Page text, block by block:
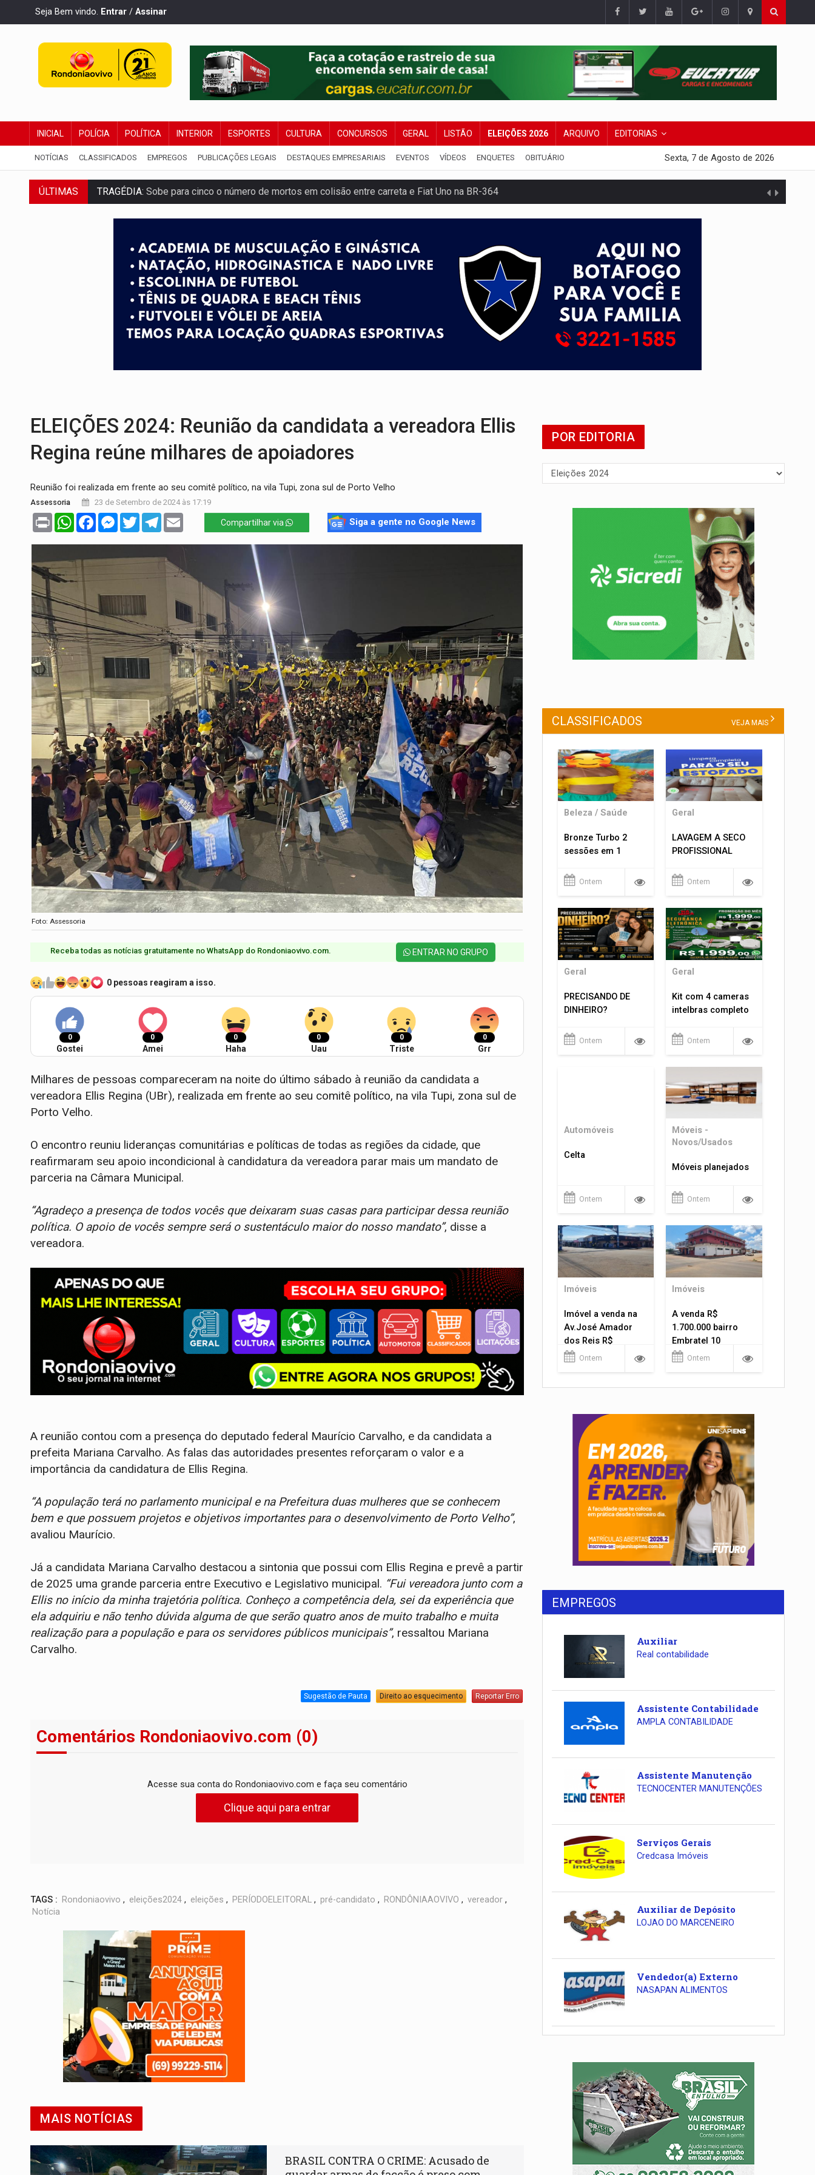
Seja Bem vindo. Entrar / Assinar
INICIAL POLÍCIA POLÍTICA INTERIOR ESPORTES CULTURA CONCURSOS GERAL LISTÃO ELEIÇÕES 2026 ARQUIVO EDITORIAS
NOTÍCIAS CLASSIFICADOS EMPREGOS PUBLICAÇÕES LEGAIS DESTAQUES EMPRESARIAIS EVENTOS VÍDEOS ENQUETES OBITUÁRIO Sexta, 7 de Agosto de 2026
ÚLTIMAS TRAGÉDIA: Sobe para cinco o número de mortos em colisão entre carreta e Fiat Uno na BR-364
TRANSPORTE DE ARROZ:MPF assegura cumprimento da legislação sobre transporte de cargas por empresa
DEEPFAKE: Sancionada lei contra violência sexual infantil na internet e via IA
COLEGIADO:Brasil e Rússia discutem energia nuclear, defesa e ciência em Brasília
URGENTE:Colisão entre caminhão e carro deixa quatro mortos e um em estado grave na BR
ENCONTRO:Amazônia Negra ganha projeção nacional com participação de Marcela Bonfim
PREVISÃO:Porto Velho tem chances de chuvas isoladas nesta sexta-feira (7)
ELEIÇÕES 2024: Reunião da candidata a vereadora Ellis
Regina reúne milhares de apoiadores
Reunião foi realizada em frente ao seu comitê político, na vila Tupi, zona sul de Porto Velho
Assessoria 23 de Setembro de 2024 às 17:19
Print WhatsAppFacebookMessenger
TwitterTelegram Compartilhar via Siga a gente no Google News
Foto: Assessoria
Receba todas as notícias gratuitamente no WhatsApp do Rondoniaovivo.com.​ ENTRAR NO GRUPO
0 pessoas reagiram a isso.
0
Gostei
0
Amei
0
Haha
0
Uau
0
Triste
0
Grr
Milhares de pessoas compareceram na noite do último sábado à reunião da candidata a
vereadora Ellis Regina (UBr), realizada em frente ao seu comitê político, na vila Tupi, zona sul de
Porto Velho.
O encontro reuniu lideranças comunitárias e políticas de todas as regiões da cidade, que
reafirmaram seu apoio incondicional à candidatura da vereadora parar mais um mandato de
parceria na Câmara Municipal.
“Agradeço a presença de todos vocês que deixaram suas casas para participar dessa reunião
política. O apoio de vocês sempre será o sustentáculo maior do nosso mandato”, disse a
vereadora.
A reunião contou com a presença do deputado federal Maurício Carvalho, e da candidata a
prefeita Mariana Carvalho. As falas das autoridades presentes reforçaram o valor e a
importância da candidatura de Ellis Regina.
“A população terá no parlamento municipal e na Prefeitura duas mulheres que se conhecem
bem e que possuem projetos e objetivos importantes para o desenvolvimento de Porto Velho”,
avaliou Maurício.
Já a candidata Mariana Carvalho destacou a sintonia que possui com Ellis Regina e prevê a partir
de 2025 uma grande parceria entre Executivo e Legislativo municipal. “Fui vereadora junto com a
Ellis no início da minha trajetória política. Conheço a competência dela, sei da experiência que
ela adquiriu e não tenho dúvida alguma de que serão quatro anos de muito trabalho e muita
realização para a população e para os servidores públicos municipais”, ressaltou Mariana
Carvalho.
Sugestão de Pauta Direito ao esquecimento Reportar Erro
Comentários Rondoniaovivo.com (0)
Acesse sua conta do Rondoniaovivo.com e faça seu comentário
Clique aqui para entrar
TAGS : Rondoniaovivo , eleições2024 , eleições , PERÍODOELEITORAL , pré-candidato , RONDÔNIAAOVIVO , vereador ,
Notícia
MAIS NOTÍCIAS
BRASIL CONTRA O CRIME: Acusado de
POR EDITORIA
CLASSIFICADOS VEJA MAIS
Beleza / Saúde
Bronze Turbo 2
sessões em 1
Ontem
Geral
LAVAGEM A SECO
PROFISSIONAL
Ontem
Geral
PRECISANDO DE
DINHEIRO?
Ontem
Geral
Kit com 4 cameras
intelbras completo
Ontem
Automóveis
Celta
Ontem
Móveis -
Novos/Usados
Móveis planejados
Ontem
Imóveis
Imóvel a venda na
Av.José Amador
dos Reis R$
1.400.000
Ontem
Imóveis
A venda R$
1.700.000 bairro
Embratel 10
apartamentos!
Ontem
EMPREGOS
Auxiliar
Real contabilidade
Assistente Contabilidade
AMPLA CONTABILIDADE
Assistente Manutenção
TECNOCENTER MANUTENÇÕES
Serviços Gerais
Credcasa Imóveis
Auxiliar de Depósito
LOJAO DO MARCENEIRO
Vendedor(a) Externo
NASAPAN ALIMENTOS